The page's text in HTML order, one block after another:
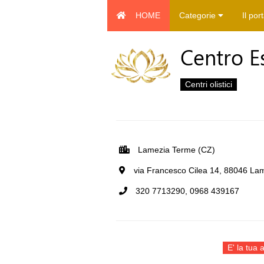
HOME Categorie Il
Centro
Centri olistici
Lamezia Terme (CZ)
via Francesco Cilea 14, 88046
320 7713290, 0968 439167
E' la tua